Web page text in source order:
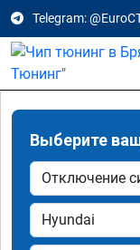
Telegram:
Выберите